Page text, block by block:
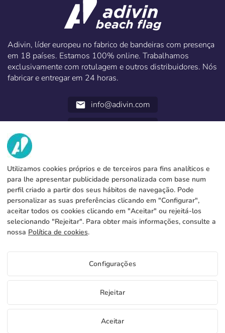
Fábrica info@adivin.com
Adivin, líder europeu no fabrico de bandeiras com presença
em 18 países. Estamos 100% online. Trabalhamos
exclusivamente com rotulagem e outros distribuidores. Nós
fabricar e entregar em 24 horas.
email info@adivin.com
NÓS
Fábrica
Contacto
Blog
SERVICIOS
Métodos de pagamento
Produção e expedição
FAQs
INFORMAÇÃO LEGAL
Aviso legal
Termos e condições gerais
Política de cookies
Política de privacidade
PT
C/ Generación 46-48 P.I. La Huertecilla 29196 Málaga Espanha | S.A CIF
Utilizamos cookies próprios e de terceiros para fins analíticos e
para lhe apresentar publicidade personalizada com base num
perfil criado a partir dos seus hábitos de navegação. Pode
personalizar as suas preferências clicando em "Configurar",
aceitar todos os cookies clicando em "Aceitar" ou rejeitá-los
selecionando "Rejeitar". Para obter mais informações, consulte a
nossa Política de cookies.
Configurações
Rejeitar
Aceitar